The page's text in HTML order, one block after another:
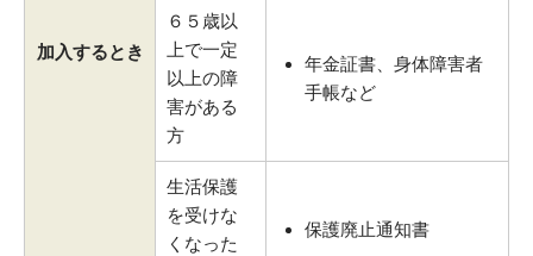
加入するとき
６５歳以
上で一定
以上の障
害がある
方
年金証書、身体障害者
手帳など
生活保護
を受けな
くなった
保護廃止通知書